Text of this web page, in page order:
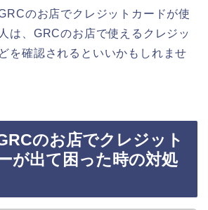
のお店でクレジットカードが使
は、GRCのお店で使えるクレジッ
を確認されるといいかもしれませ
のお店でクレジット
が出て困った時の対処